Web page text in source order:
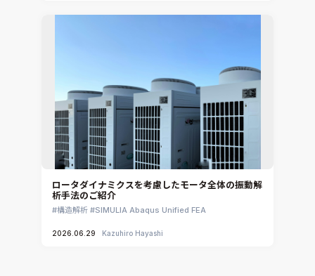
ロータダイナミクスを考慮したモータ全体の振動解
析手法のご紹介
構造解析 SIMULIA Abaqus Unified FEA
2026.06.29 Kazuhiro Hayashi